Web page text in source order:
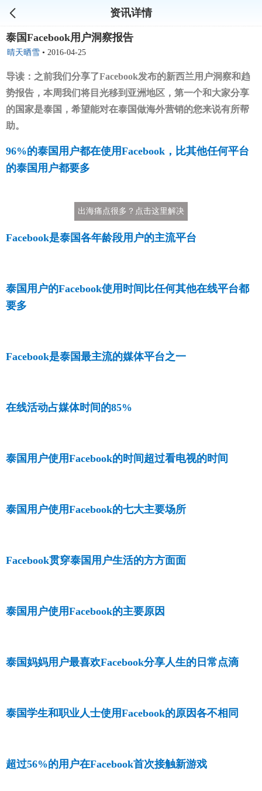
资讯详情
泰国Facebook用户洞察报告
晴天晒雪 • 2016-04-25
导读：之前我们分享了Facebook发布的新西兰用户洞察和趋
势报告，本周我们将目光移到亚洲地区，第一个和大家分享
的国家是泰国，希望能对在泰国做海外营销的您来说有所帮
助。
96%的泰国用户都在使用Facebook，比其他任何平台
的泰国用户都要多
出海痛点很多？点击这里解决
Facebook是泰国各年龄段用户的主流平台
泰国用户的Facebook使用时间比任何其他在线平台都
要多
Facebook是泰国最主流的媒体平台之一
在线活动占媒体时间的85%
泰国用户使用Facebook的时间超过看电视的时间
泰国用户使用Facebook的七大主要场所
Facebook贯穿泰国用户生活的方方面面
泰国用户使用Facebook的主要原因
泰国妈妈用户最喜欢Facebook分享人生的日常点滴
泰国学生和职业人士使用Facebook的原因各不相同
超过56%的用户在Facebook首次接触新游戏